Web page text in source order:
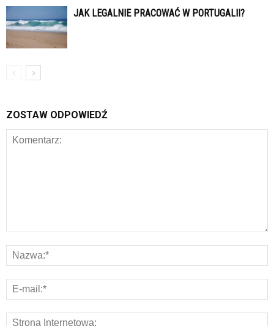
JAK LEGALNIE PRACOWAĆ W PORTUGALII?
ZOSTAW ODPOWIEDŹ